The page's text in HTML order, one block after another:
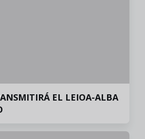
EL LEIOA-ALBA